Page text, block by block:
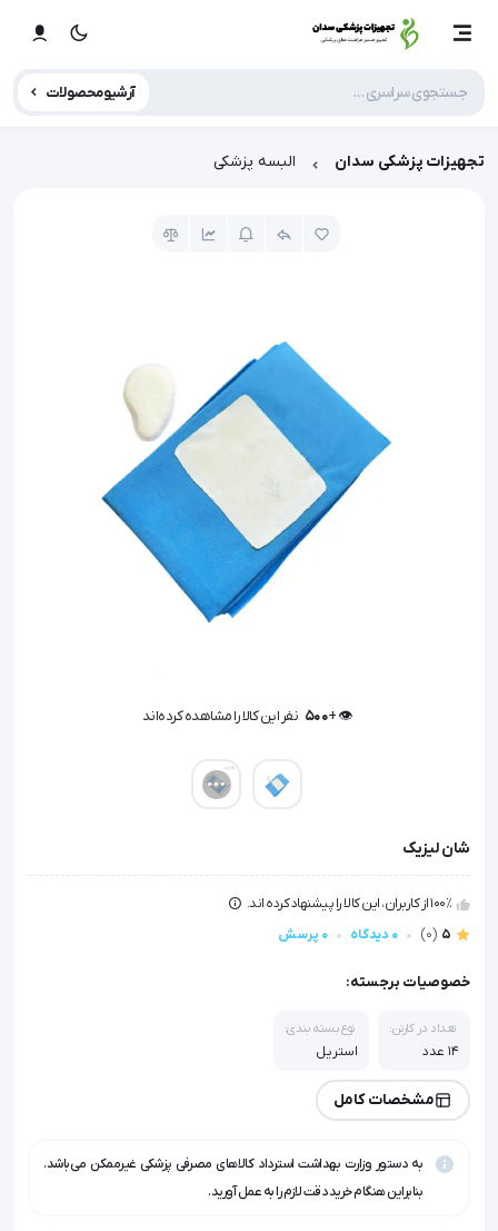
آرشیو محصولات
تجهیزات پزشکی سدان البسه پزشکی
👁️ +
500 نفر این کالا را مشاهده کرده‌اند
شان لیزیک
100٪ از کاربران، این کالا را پیشنهاد کرده اند.
5
(0) 0 دیدگاه 0 پرسش
خصوصیات برجسته:
تعداد در کارتن:
14 عدد
نوع بسته بندی:
استریل
مشخصات کامل
به دستور وزارت بهداشت استرداد کالاهای مصرفی پزشکی غیرممکن می‌باشد.
بنابراین هنگام خرید دقت لازم را به عمل آورید.